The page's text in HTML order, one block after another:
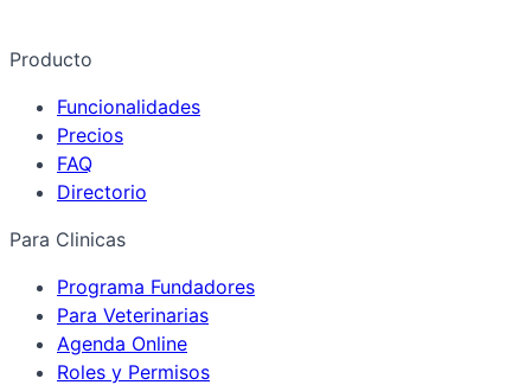
Producto
Funcionalidades
Precios
FAQ
Directorio
Para Clinicas
Programa Fundadores
Para Veterinarias
Agenda Online
Roles y Permisos